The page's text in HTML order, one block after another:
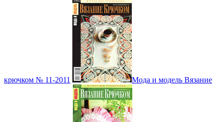
крючком № 11-2011 Мода и модель Вязание